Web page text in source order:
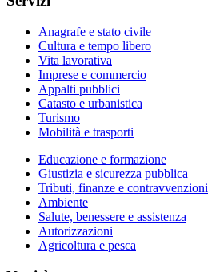
Anagrafe e stato civile
Cultura e tempo libero
Vita lavorativa
Imprese e commercio
Appalti pubblici
Catasto e urbanistica
Turismo
Mobilità e trasporti
Educazione e formazione
Giustizia e sicurezza pubblica
Tributi, finanze e contravvenzioni
Ambiente
Salute, benessere e assistenza
Autorizzazioni
Agricoltura e pesca